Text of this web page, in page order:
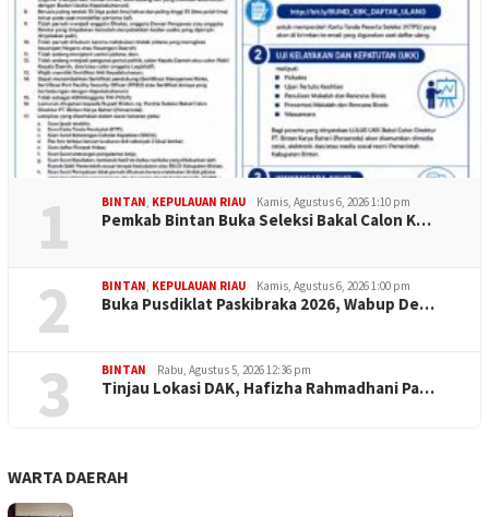
1 BINTAN, KEPULAUAN RIAU Kamis, Agustus 6, 2026 1:10 pm
Pemkab Bintan Buka Seleksi Bakal Calon K…
2 BINTAN, KEPULAUAN RIAU Kamis, Agustus 6, 2026 1:00 pm
Buka Pusdiklat Paskibraka 2026, Wabup De…
3 BINTAN Rabu, Agustus 5, 2026 12:36 pm
Tinjau Lokasi DAK, Hafizha Rahmadhani Pa…
WARTA DAERAH